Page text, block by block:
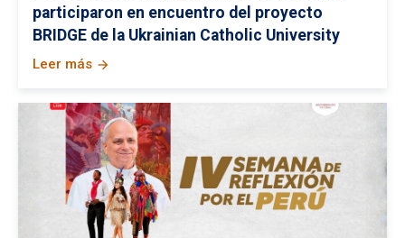
participaron en encuentro del proyecto
BRIDGE de la Ukrainian Catholic University
Leer más arrow_forward